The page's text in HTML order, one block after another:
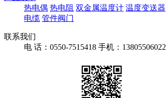
热电偶 热电阻 双金属温度计 温度变送器
电缆 管件阀门
联系我们
电 话：0550-7515418 手机：13805506022